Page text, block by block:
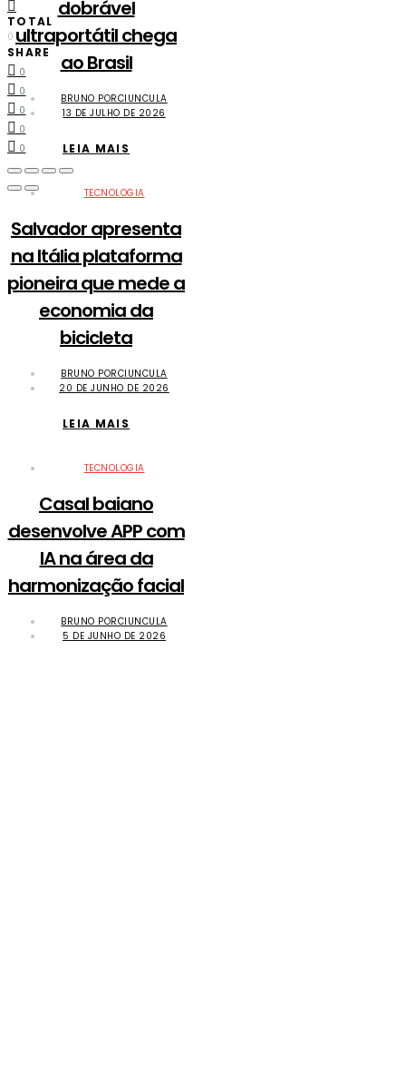
dobrável
ultraportátil chega
ao Brasil
BRUNO PORCIUNCULA
13 DE JULHO DE 2026
LEIA MAIS
TECNOLOGIA
Salvador apresenta
na Itália plataforma
pioneira que mede a
economia da
bicicleta
BRUNO PORCIUNCULA
20 DE JUNHO DE 2026
LEIA MAIS
TECNOLOGIA
Casal baiano
desenvolve APP com
IA na área da
harmonização facial
BRUNO PORCIUNCULA
5 DE JUNHO DE 2026
TOTAL
0
SHARE
0
0
0
0
0